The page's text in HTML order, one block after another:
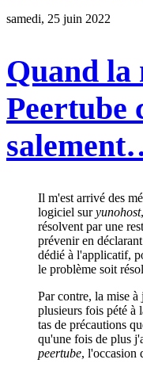
samedi, 25 juin 2022
Quand la
Peertube
Il m'est arrivé des
logiciel suryunohost
résolvent par une
prévenir en
dédié à l'applicatif,
le problème soit
Par contre, la mise à
plusieurs fois pété à
tas de précautions
qu'une fois de plus
peertube, l'occasion